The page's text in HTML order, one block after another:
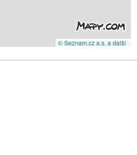
© Seznam.cz a.s. a další